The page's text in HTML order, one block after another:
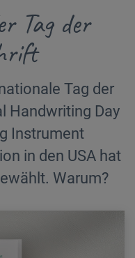
Tag der
Tag der
Handwriting Day
Instrument
in den USA hat
Warum?